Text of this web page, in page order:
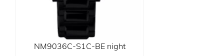
NM9036C-S1C-BE night
Oficjalne Zegarki Kolejowe